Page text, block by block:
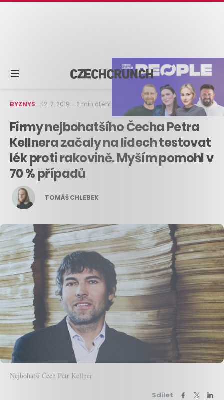
BYZNYS –12. 7. 2019 – 2 min čtení
Firmy nejbohatšího Čecha Petra
Kellnera začaly na lidech testovat
lék proti rakovině. Myším pomohl v
70 % případů
TOMÁŠ CHLEBEK
Nejbohatší Čech Petr Kellner
Sdílet